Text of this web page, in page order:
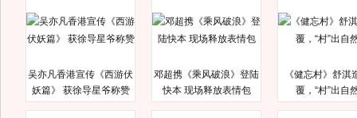
吴亦凡香港宣传《西游伏
妖篇》 获徐导星爷称赞
邓超携《乘风破浪》登陆
快本 现场释放表情包
《健忘村》舒淇
覆，“村”出自